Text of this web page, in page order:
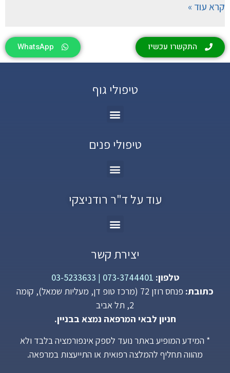
קרא עוד »
התקשרו עכשיו WhatsApp
טיפולי גוף
טיפולי פנים
עוד על ד"ר רודניצקי
יצירת קשר
טלפון: 073-3744401
|
03-5233633
כתובת:
פנחס רוזן 72 (מרכז טופ דן, מעליות שמאל), קומה
2, תל אביב
חניון לבאי המרפאה נמצא בבניין.
* המידע המופיע באתר נועד לספק אינפורמציה בלבד ולא
מהווה תחליף להמלצה רפואית או התייעצות במרפאה.